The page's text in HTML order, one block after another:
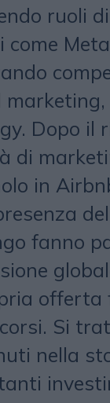
ruoli
come
Dopo il
di
in
fanno
offerta
Si
nella